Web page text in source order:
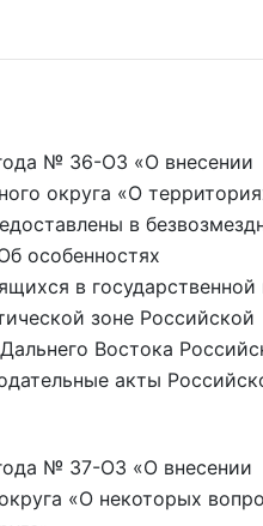
№ 36-ОЗ «О внесении
округа «О
в
особенностях
в государственной
зоне Российской
Востока
акты
№ 37-ОЗ «О внесении
«О некоторых